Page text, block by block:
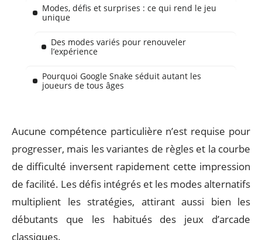
Modes, défis et surprises : ce qui rend le jeu
unique
Des modes variés pour renouveler
l’expérience
Pourquoi Google Snake séduit autant les
joueurs de tous âges
Aucune compétence particulière n’est requise pour
progresser, mais les variantes de règles et la courbe
de difficulté inversent rapidement cette impression
de facilité. Les défis intégrés et les modes alternatifs
multiplient les stratégies, attirant aussi bien les
débutants que les habitués des jeux d’arcade
classiques.